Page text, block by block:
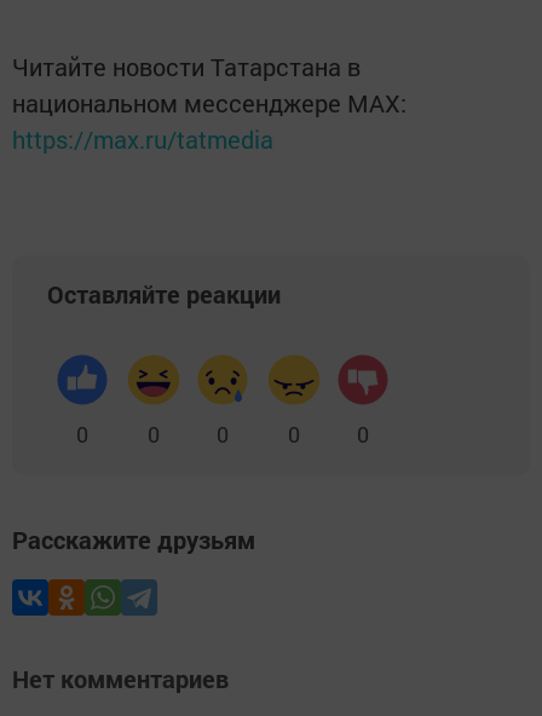
Читайте новости Татарстана в
национальном мессенджере MАХ:
https://max.ru/tatmedia
Оставляйте реакции
0 0 0 0 0
Расскажите друзьям
Нет комментариев